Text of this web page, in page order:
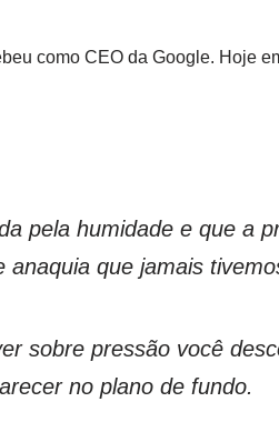
como CEO da Google. Hoje
pela humidade e que a
que jamais
sobre pressão você
no plano de fundo.